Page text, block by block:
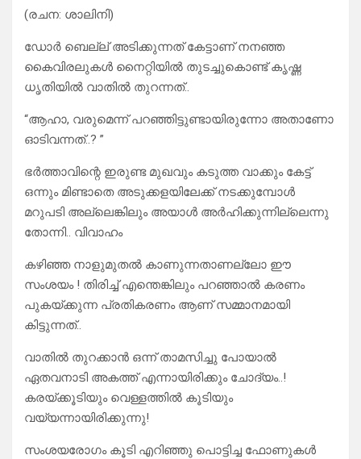
(രചന: ശാലിനി)
ഡോർ ബെല്ല് അടിക്കുന്നത് കേട്ടാണ് നനഞ്ഞ
കൈവിരലുകൾ നൈറ്റിയിൽ തുടച്ചുകൊണ്ട് കൃഷ്ണ
ധൃതിയിൽ വാതിൽ തുറന്നത്..
“ആഹാ, വരുമെന്ന് പറഞ്ഞിട്ടുണ്ടായിരുന്നോ അതാണോ
ഓടിവന്നത്..? ”
ഭർത്താവിന്റെ ഇരുണ്ട മുഖവും കടുത്ത വാക്കും കേട്ട്
ഒന്നും മിണ്ടാതെ അടുക്കളയിലേക്ക് നടക്കുമ്പോൾ
മറുപടി അല്ലെങ്കിലും അയാൾ അർഹിക്കുന്നില്ലെന്നു
തോന്നി.. വിവാഹം
കഴിഞ്ഞ നാളുമുതൽ കാണുന്നതാണല്ലോ ഈ
സംശയം ! തിരിച്ച് എന്തെങ്കിലും പറഞ്ഞാൽ കരണം
പുകയ്ക്കുന്ന പ്രതികരണം ആണ് സമ്മാനമായി
കിട്ടുന്നത്..
വാതിൽ തുറക്കാൻ ഒന്ന് താമസിച്ചു പോയാൽ
ഏതവനാടി അകത്ത് എന്നായിരിക്കും ചോദ്യം..!
കരയ്ക്കൂടിയും വെള്ളത്തിൽ കൂടിയും
വയ്യന്നായിരിക്കുന്നു!
സംശയരോഗം കൂടി എറിഞ്ഞു പൊട്ടിച്ച ഫോണുകൾ